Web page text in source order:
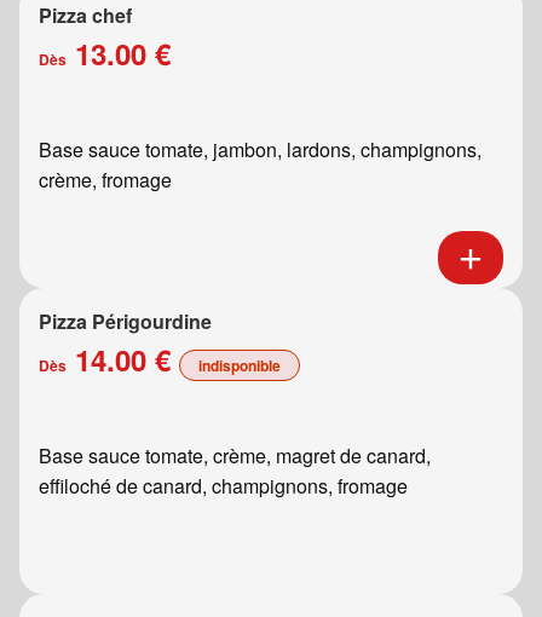
Pizza chef
Dès 13.00 €
Base sauce tomate, jambon, lardons, champignons,
crème, fromage
Pizza Périgourdine
Dès 14.00 € indisponible
Base sauce tomate, crème, magret de canard,
effiloché de canard, champignons, fromage